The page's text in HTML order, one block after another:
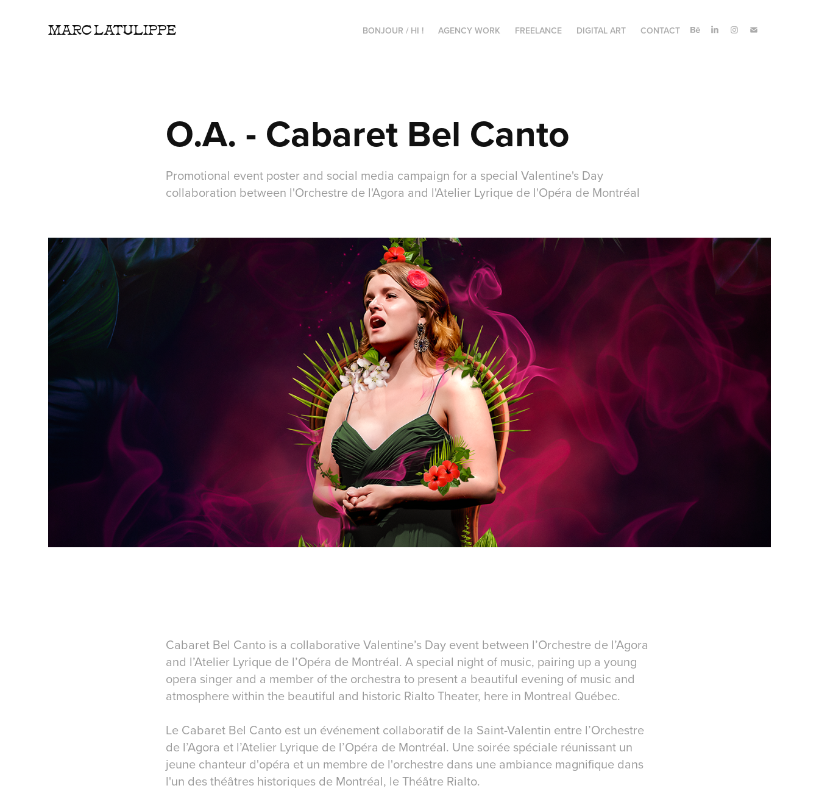
MARC LATULIPPE BONJOUR / HI ! AGENCY WORK FREELANCE DIGITAL ART CONTACT
O.A. - Cabaret Bel Canto
Promotional event poster and social media campaign for a special Valentine's Day
collaboration between l'Orchestre de l'Agora and l'Atelier Lyrique de l'Opéra de Montréal
Cabaret Bel Canto is a collaborative Valentine’s Day event between l’Orchestre de l’Agora
and l’Atelier Lyrique de l’Opéra de Montréal. A special night of music, pairing up a young
opera singer and a member of the orchestra to present a beautiful evening of music and
atmosphere within the beautiful and historic Rialto Theater, here in Montreal Québec.
Le Cabaret Bel Canto est un événement collaboratif de la Saint-Valentin entre l’Orchestre
de l’Agora et l’Atelier Lyrique de l’Opéra de Montréal. Une soirée spéciale réunissant un
jeune chanteur d'opéra et un membre de l'orchestre dans une ambiance magnifique dans
l'un des théâtres historiques de Montréal, le Théâtre Rialto.